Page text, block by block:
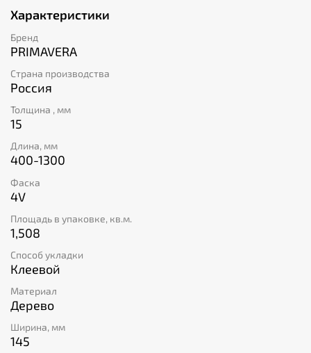
службы покрытия. Природная красота натурального
дубового шпона подчеркнет изысканность вашего
дома. Сделано в России по высоким стандартам
качества.
Характеристики
Бренд
PRIMAVERA
Страна производства
Россия
Толщина , мм
15
Длина, мм
400-1300
Фаска
4V
Площадь в упаковке, кв.м.
1,508
Способ укладки
Клеевой
Материал
Дерево
Ширина, мм
145